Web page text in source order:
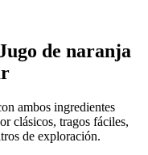
de naranja
ambos ingredientes
clásicos, tragos fáciles,
de exploración.